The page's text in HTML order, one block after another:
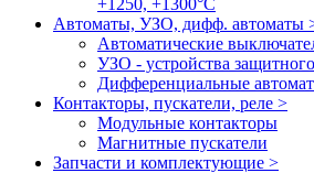
+1250, +1300°C
Автоматы, УЗО, дифф. автоматы
Автоматические
УЗО - устройства
Дифференциальные
Контакторы, пускатели, реле >
Модульные контакторы
Магнитные пускатели
Запчасти и комплектующие >